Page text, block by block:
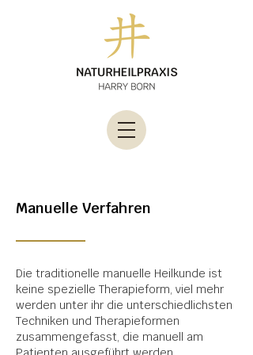
Manuelle Verfahren
Die traditionelle manuelle Heilkunde ist
keine spezielle Therapieform, viel mehr
werden unter ihr die unterschiedlichsten
Techniken und Therapieformen
zusammengefasst, die manuell am